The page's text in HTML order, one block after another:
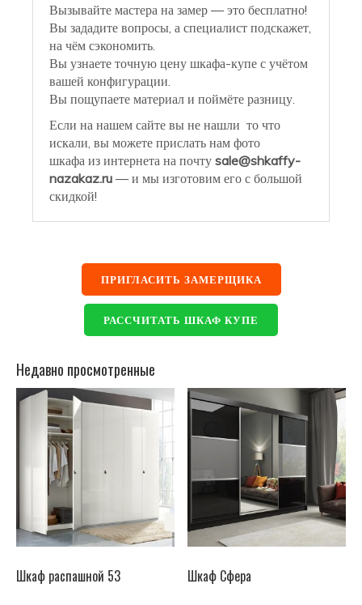
Вызывайте мастера на замер — это бесплатно!
Вы зададите вопросы, а специалист подскажет,
на чём сэкономить.
Вы узнаете точную цену шкафа-купе с учётом
вашей конфигурации.
Вы пощупаете материал и поймёте разницу.
Если на нашем сайте вы не нашли то что
искали, вы можете прислать нам фото
шкафа из интернета на почту sale@shkaffy-
nazakaz.ru — и мы изготовим его с большой
скидкой!
ПРИГЛАСИТЬ ЗАМЕРЩИКА
РАССЧИТАТЬ ШКАФ КУПЕ
Недавно просмотренные
Шкаф распашной 53 Шкаф Сфера